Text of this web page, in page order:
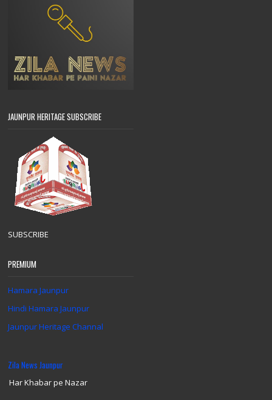
JAUNPUR HERITAGE SUBSCRIBE
SUBSCRIBE
PREMIUM
Hamara Jaunpur
Hindi Hamara Jaunpur
Jaunpur Heritage Channal
Zila News Jaunpur
Har Khabar pe Nazar